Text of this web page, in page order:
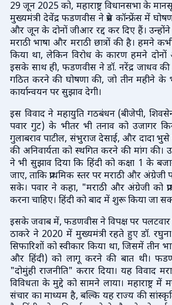
29 जून 2025 को, महाराष्ट्र विधानसभा के
मुख्यमंत्री देवेंद्र फडणवीस ने प्रेस कॉन्फ्रेंस में
और जून के दोनों जीआर रद्द कर दिए हैं। उन्होंने
मराठी भाषा और मराठी छात्रों की है। हमने
किया था, लेकिन विरोध के कारण हमने
इसके साथ ही, फडणवीस ने डॉ. नरेंद्र जाधव
गठित करने की घोषणा की, जो तीन महीने के
कार्यान्वयन पर सुझाव देगी।
इस विवाद ने महायुति गठबंधन (बीजेपी,
पवार गुट) के भीतर भी तनाव को उजागर
गुलाबराव पाटील, संभुराज देसाई, और दादा
की अनिवार्यता को स्थगित करने की मांग की।
ने भी सुझाव दिया कि हिंदी को कक्षा 1 के
जाए, ताकि प्राथमिक स्तर पर मराठी और
सके। पवार ने कहा, "मराठी और अंग्रेजी को
करना चाहिए। हिंदी को बाद में शुरू किया जा
इसके जवाब में, फडणवीस ने विपक्ष पर
ठाकरे ने 2020 में मुख्यमंत्री रहते हुए डॉ.
सिफारिशों को स्वीकार किया था, जिसमें तीन
और हिंदी) को लागू करने की बात थी।
"दोमुंही राजनीति" करार दिया। यह विवाद
विविधता के मुद्दे को सामने लाया। महाराष्ट्र
संचार का माध्यम है, बल्कि यह राज्य की